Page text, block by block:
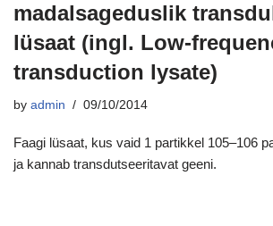
madalsageduslik
lüsaat (ingl. Low-
transduction lysate)
by admin 09/10/2014
Faagi lüsaat, kus vaid 1 partikkel 105–106
ja kannab transdutseeritavat geeni.